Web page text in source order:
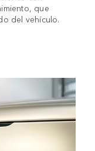
que
del vehículo.